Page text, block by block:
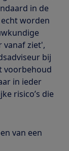
in de
worden
vanaf ziet',
bij
voorbehoud
in ieder
risico’s die
van een